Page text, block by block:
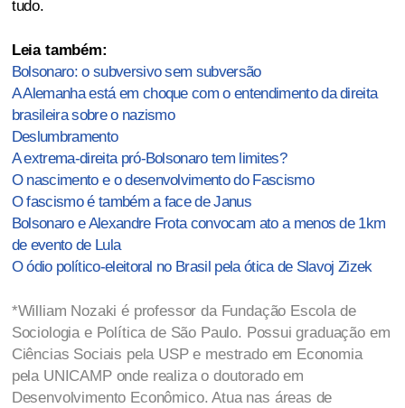
tudo.
Leia também:
Bolsonaro: o subversivo sem subversão
A Alemanha está em choque com o entendimento da direita
brasileira sobre o nazismo
Deslumbramento
A extrema-direita pró-Bolsonaro tem limites?
O nascimento e o desenvolvimento do Fascismo
O fascismo é também a face de Janus
Bolsonaro e Alexandre Frota convocam ato a menos de 1km
de evento de Lula
O ódio político-eleitoral no Brasil pela ótica de Slavoj Zizek
*William Nozaki é professor da Fundação Escola de
Sociologia e Política de São Paulo. Possui graduação em
Ciências Sociais pela USP e mestrado em Economia
pela UNICAMP onde realiza o doutorado em
Desenvolvimento Econômico. Atua nas áreas de